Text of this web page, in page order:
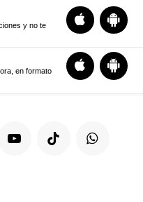
y no te
en formato